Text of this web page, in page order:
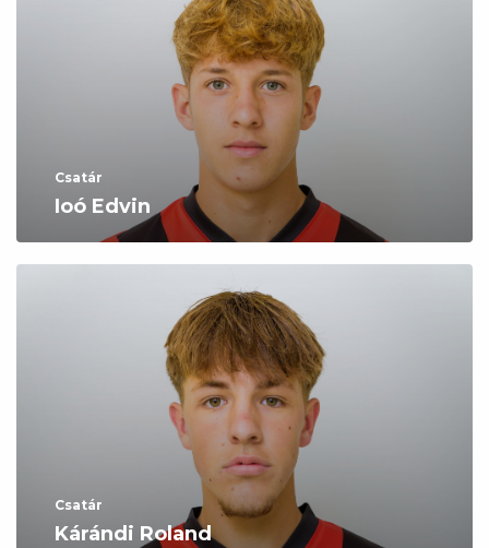
Csatár
Ioó Edvin
Csatár
Kárándi Roland